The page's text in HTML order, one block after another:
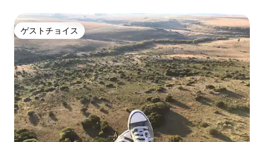
ゲストチョイス
ゲストチョイス